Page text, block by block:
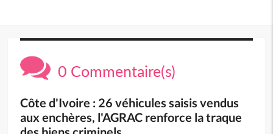
0 Commentaire(s)
Côte d'Ivoire : 26 véhicules saisis vendus
aux enchères, l'AGRAC renforce la traque